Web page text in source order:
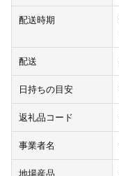
配送時期
配送
日持ちの目安
返礼品コード
事業者名
地場産品